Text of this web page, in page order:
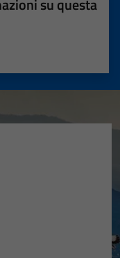
su questa